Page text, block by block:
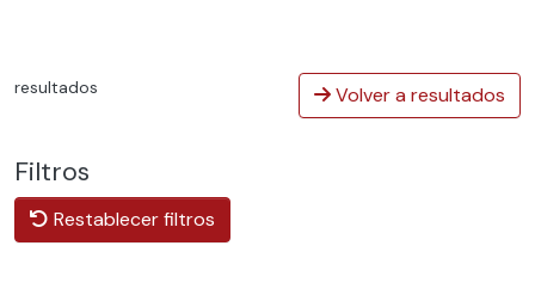
resultados Volver a resultados
Filtros
Restablecer filtros